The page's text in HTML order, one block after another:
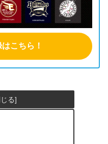
こちら！